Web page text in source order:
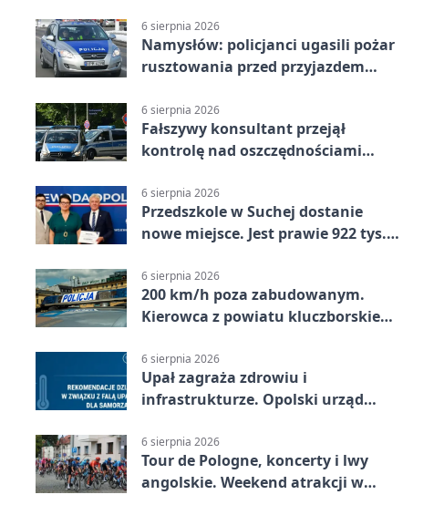
6 sierpnia 2026
Namysłów: policjanci ugasili pożar
rusztowania przed przyjazdem
6 sierpnia 2026
Fałszywy konsultant przejął
kontrolę nad oszczędnościami
6 sierpnia 2026
Przedszkole w Suchej dostanie
nowe miejsce. Jest prawie 922 tys.
6 sierpnia 2026
200 km/h poza zabudowanym.
Kierowca z powiatu kluczborskiego
6 sierpnia 2026
Upał zagraża zdrowiu i
infrastrukturze. Opolski urząd
6 sierpnia 2026
Tour de Pologne, koncerty i lwy
angolskie. Weekend atrakcji w